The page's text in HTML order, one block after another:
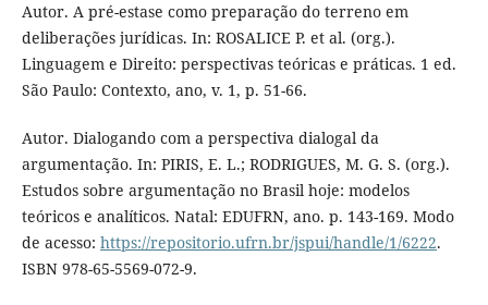
Autor. A pré-estase como preparação do terreno em
deliberações jurídicas. In: ROSALICE P. et al. (org.).
Linguagem e Direito: perspectivas teóricas e práticas. 1 ed.
São Paulo: Contexto, ano, v. 1, p. 51-66.
Autor. Dialogando com a perspectiva dialogal da
argumentação. In: PIRIS, E. L.; RODRIGUES, M. G. S. (org.).
Estudos sobre argumentação no Brasil hoje: modelos
teóricos e analíticos. Natal: EDUFRN, ano. p. 143-169. Modo
de acesso: https://repositorio.ufrn.br/jspui/handle/1/6222.
ISBN 978-65-5569-072-9.